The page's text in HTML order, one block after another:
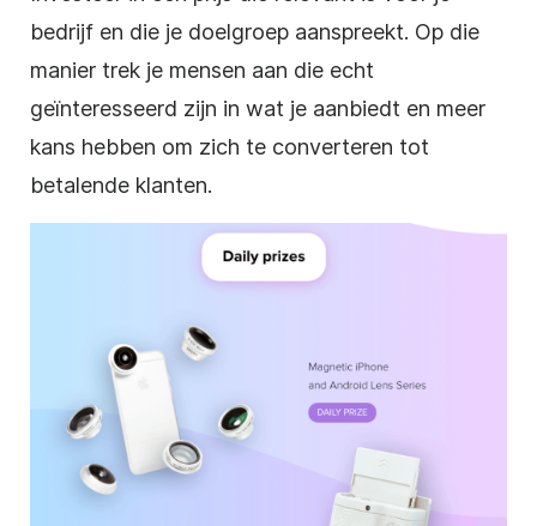
bedrijf en die je doelgroep aanspreekt. Op die
manier trek je mensen aan die echt
geïnteresseerd zijn in wat je aanbiedt en meer
kans hebben om zich te converteren tot
betalende klanten.